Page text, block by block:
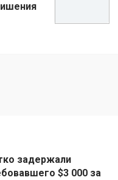
задержали
$3 000 за